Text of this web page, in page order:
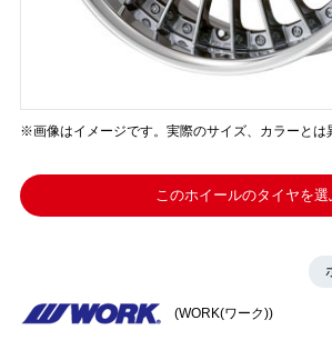
※画像はイメージです。実際のサイズ、カラーとは
このホイールのタイヤを選
(WORK(ワーク))